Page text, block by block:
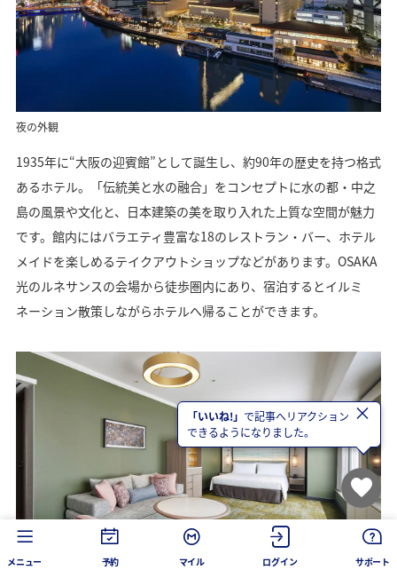
夜の外観
1935年に“大阪の迎賓館”として誕生し、約90年の歴史を持つ格式
あるホテル。「伝統美と水の融合」をコンセプトに水の都・中之
島の風景や文化と、日本建築の美を取り入れた上質な空間が魅力
です。館内にはバラエティ豊富な18のレストラン・バー、ホテル
メイドを楽しめるテイクアウトショップなどがあります。OSAKA
光のルネサンスの会場から徒歩圏内にあり、宿泊するとイルミ
ネーション散策しながらホテルへ帰ることができます。
×
「いいね!」 で記事へリアクション
できるようになりました。
メニュー 予約 マイル ログイン サポート